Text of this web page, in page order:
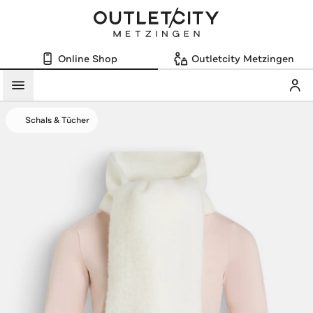
Online Shop Outletcity Metzingen
Menü
Schals & Tücher